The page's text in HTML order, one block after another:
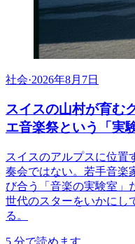
社会·2026年8月7日
スイスの山村が育む
エ音楽祭という「実
スイスのアルプスに位置
奏会ではない。若手音楽
び合う「音楽の実験室」
世代のスターをいかにし
る。